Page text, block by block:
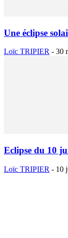
Une éclipse
Loïc TRIPIER - 30
Eclipse du 10
Loïc TRIPIER - 10